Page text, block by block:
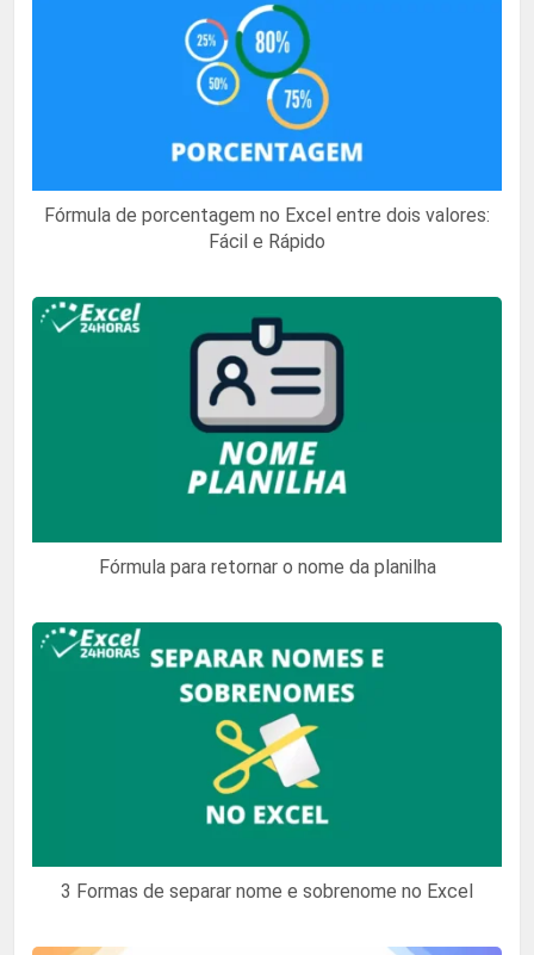
Fórmula de porcentagem no Excel entre dois valores:
Fácil e Rápido
Fórmula para retornar o nome da planilha
3 Formas de separar nome e sobrenome no Excel